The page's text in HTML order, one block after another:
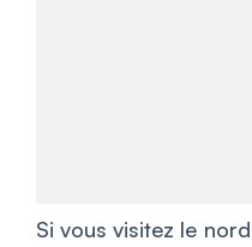
Si vous visitez le